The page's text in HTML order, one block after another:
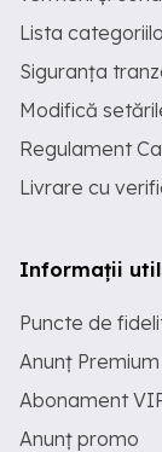
Lista
Siguranța
Modifică
Regulament
Livrare cu
Informații
Puncte de
Anunț Premium
Abonament
Anunț promo